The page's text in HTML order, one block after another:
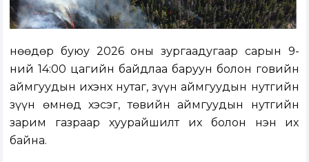
Өнөөдөр буюу 2026 оны зургаадугаар сарын 9-
ний 14:00 цагийн байдлаа баруун болон говийн
аймгуудын ихэнх нутаг, зүүн аймгуудын нутгийн
зүүн өмнөд хэсэг, төвийн аймгуудын нутгийн
зарим газраар хуурайшилт их болон нэн их
байна.